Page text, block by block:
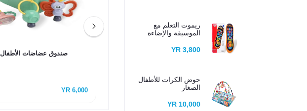
ريموت التعلم مع
الموسيقة والإضاءة
3,800 YR
حوض الكرات للأطفال
الصغار
10,000 YR
تلفون موسيقي مزود بغلاف
4,500 YR
صندوق عضاضات الأطفال
6,000 YR